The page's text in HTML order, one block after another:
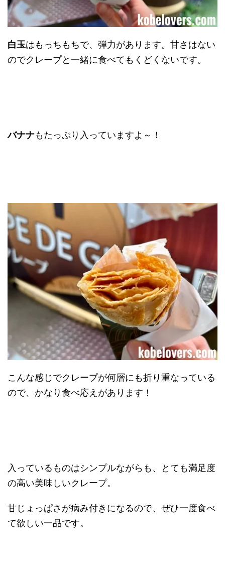
白玉はもっちもちで、弾力があります。甘さはない
のでクレープと一緒に食べてもくどくないです。
バナナもたっぷり入っていますよ～！
こんな感じでクレープが何層にも折り重なっている
ので、かなり食べ応えがあります！
入っているものはシンプルながらも、とても満足度
の高い美味しいクレープ。
甘じょっぱさが病み付きになるので、ぜひ一度食べ
て欲しい一品です。